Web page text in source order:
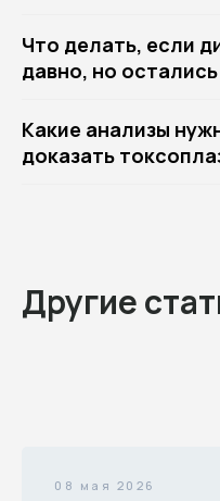
Что делать, если
давно, но
Какие анализы
доказать
Другие
08 мая 2026